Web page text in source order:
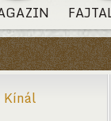
Kínál